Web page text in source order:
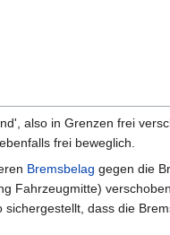
also in Grenzen frei
frei beweglich.
Bremsbelag gegen die
Fahrzeugmitte)
dass die